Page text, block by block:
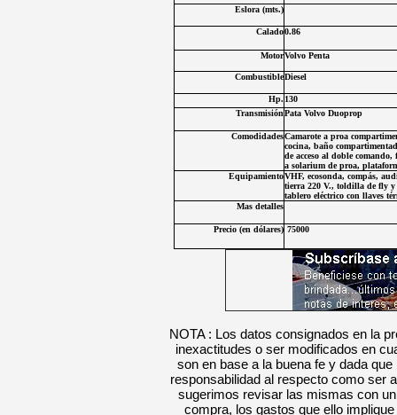
Eslora (mts.)
Calado0.86
MotorVolvo Penta
CombustibleDiesel
Hp. 130
TransmisiónPata Volvo Duoprop
ComodidadesCamarote a proa
cocina, baño
de acceso al doble
a solarium de proa,
EquipamientoVHF, ecosonda, compás,
tierra 220 V., toldilla de fly y
tablero eléctrico con llaves
Mas detalles
Precio (en dólares) 75000
NOTA : Los datos consignados en la
inexactitudes o ser modificados en
son en base a la buena fe y dada
responsabilidad al respecto como ser
sugerimos revisar las mismas con
compra, los gastos que ello